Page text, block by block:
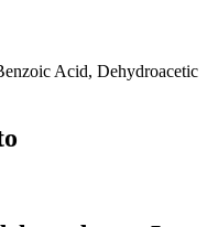
Acid, Dehydroacetic